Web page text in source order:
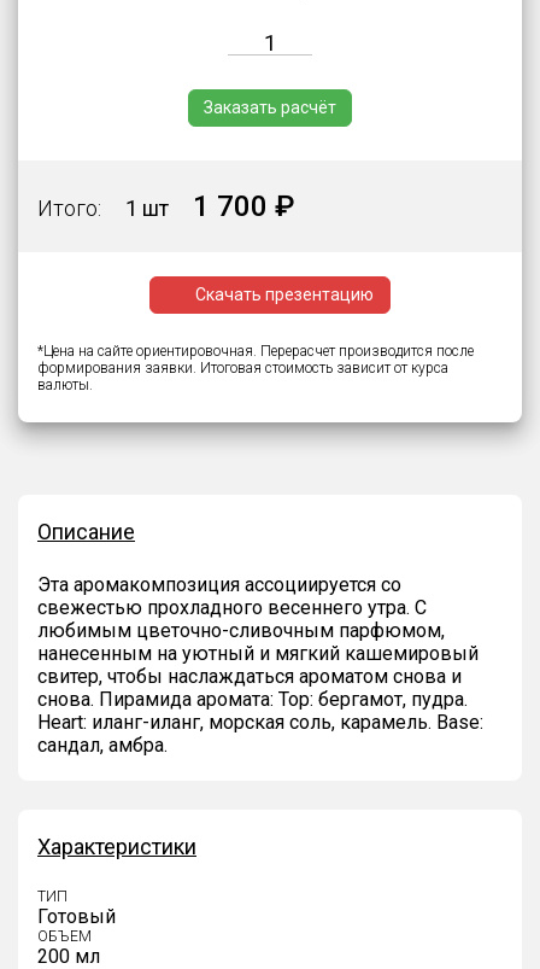
Заказать расчёт
Итого: 1 шт 1 700 ₽
Скачать презентацию
*Цена на сайте ориентировочная. Перерасчет производится после
формирования заявки. Итоговая стоимость зависит от курса
валюты.
Описание
Эта аромакомпозиция ассоциируется со
свежестью прохладного весеннего утра. С
любимым цветочно-сливочным парфюмом,
нанесенным на уютный и мягкий кашемировый
свитер, чтобы наслаждаться ароматом снова и
снова. Пирамида аромата: Top: бергамот, пудра.
Heart: иланг-иланг, морская соль, карамель. Base:
сандал, амбра.
Характеристики
ТИП
Готовый
ОБЪЕМ
200 мл